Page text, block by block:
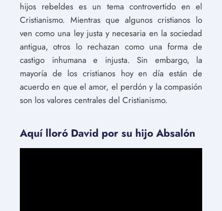
hijos rebeldes es un tema controvertido en el
Cristianismo. Mientras que algunos cristianos lo
ven como una ley justa y necesaria en la sociedad
antigua, otros lo rechazan como una forma de
castigo inhumana e injusta. Sin embargo, la
mayoría de los cristianos hoy en día están de
acuerdo en que el amor, el perdón y la compasión
son los valores centrales del Cristianismo.
Aquí lloró David por su hijo Absalón